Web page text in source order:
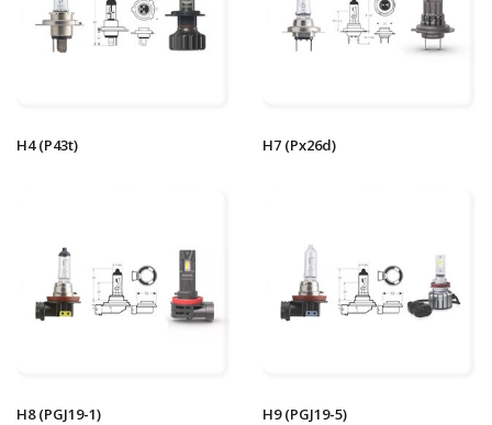
H4 (P43t) H7 (Px26d)
H8 (PGJ19-1) H9 (PGJ19-5)